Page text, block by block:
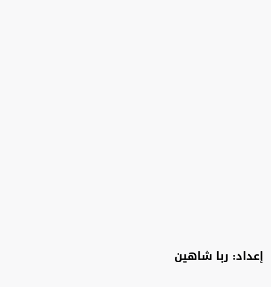
إعداد: ربا شاهين